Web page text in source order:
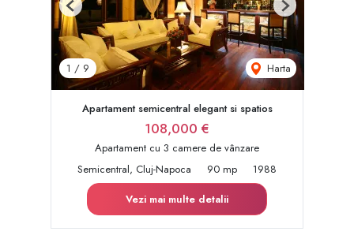
1 / 9 Harta
Previous Next
Apartament semicentral elegant si spatios
108,000 €
Apartament cu 3 camere de vânzare
Semicentral, Cluj-Napoca
90 mp
1988
Vezi mai multe detalii